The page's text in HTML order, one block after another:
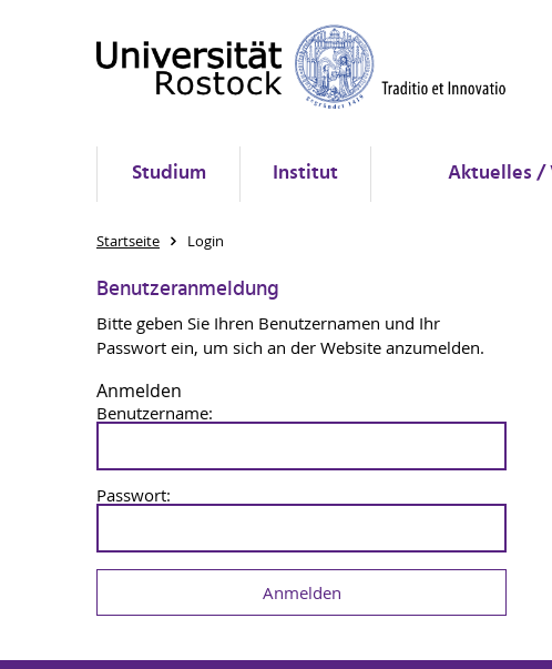
Studium Institut Aktuelles /
Startseite Login
Benutzeranmeldung
Bitte geben Sie Ihren Benutzernamen und Ihr
Passwort ein, um sich an der Website anzumelden.
Anmelden
Benutzername:
Passwort: